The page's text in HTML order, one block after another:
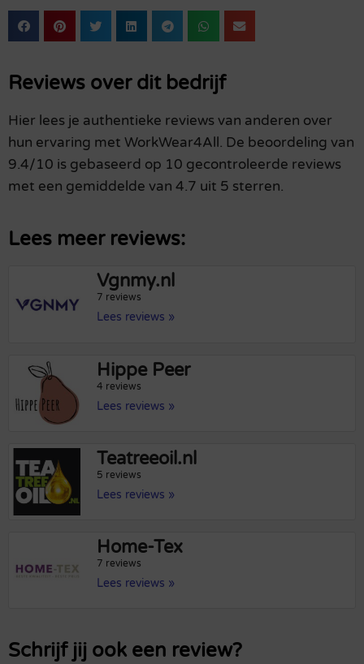
Reviews over dit bedrijf
Hier lees je authentieke reviews van anderen over
hun ervaring met WorkWear4All. De beoordeling van
9.4/10 is gebaseerd op 10 gecontroleerde reviews
met een gemiddelde van 4.7 uit 5 sterren.
Lees meer reviews:
Vgnmy.nl
7 reviews
Lees reviews »
Hippe Peer
4 reviews
Lees reviews »
Teatreeoil.nl
5 reviews
Lees reviews »
Home-Tex
7 reviews
Lees reviews »
Schrijf jij ook een review?